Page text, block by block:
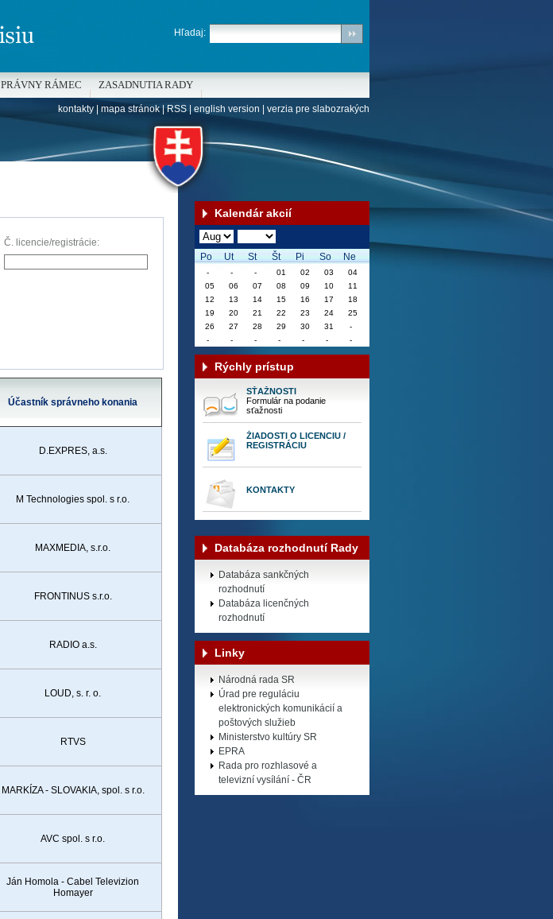
Č. licencie/registrácie:
Účastník správneho konania
D.EXPRES, a.s.
M Technologies spol. s r.o.
MAXMEDIA, s.r.o.
FRONTINUS s.r.o.
RADIO a.s.
LOUD, s. r. o.
RTVS
MARKÍZA - SLOVAKIA, spol. s r.o.
AVC spol. s r.o.
Ján Homola - Cabel Televizion
Homayer
Kalendár akcií
Po Ut St Št Pi So Ne
Rýchly prístup
SŤAŽNOSTI
Formulár na podanie
sťažnosti
ŽIADOSTI O LICENCIU /
REGISTRÁCIU
KONTAKTY
Databáza rozhodnutí Rady
Databáza sankčných
rozhodnutí
Databáza licenčných
rozhodnutí
Linky
Národná rada SR
Úrad pre reguláciu
elektronických komunikácií a
poštových služieb
Ministerstvo kultúry SR
EPRA
Rada pro rozhlasové a
televizní vysílání - ČR
Hľadaj:
PRÁVNY RÁMEC ZASADNUTIA RADY
kontakty| mapa stránok|RSS| english version verzia pre slabozrakých